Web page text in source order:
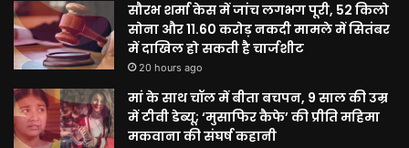
सौरभ शर्मा केस में जांच लगभग पूरी, 52 किलो
सोना और 11.60 करोड़ नकदी मामले में सितंबर
में दाखिल हो सकती है चार्जशीट
20 hours ago
मां के साथ चॉल में बीता बचपन, 9 साल की उम्र
में टीवी डेब्यू; ‘मुसाफिर कैफे’ की प्रीति महिमा
मकवाना की संघर्ष कहानी